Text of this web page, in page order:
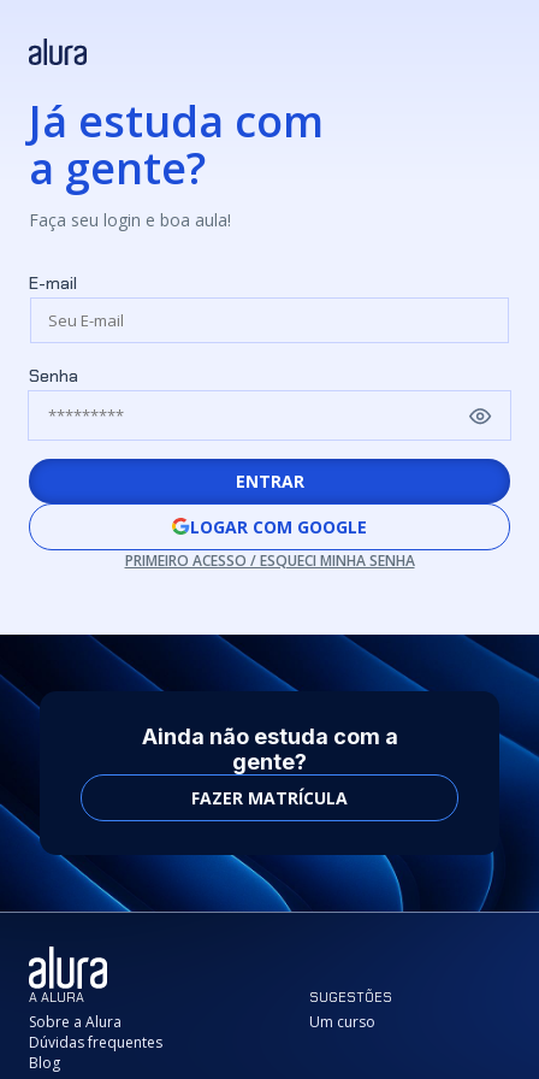
Já estuda com
a gente?
Faça seu login e boa aula!
E-mail
Senha
ENTRAR
LOGAR COM GOOGLE
PRIMEIRO ACESSO / ESQUECI MINHA SENHA
Ainda não estuda com a
gente?
FAZER MATRÍCULA
A ALURA
Sobre a Alura
Dúvidas frequentes
Blog
SUGESTÕES
Um curso